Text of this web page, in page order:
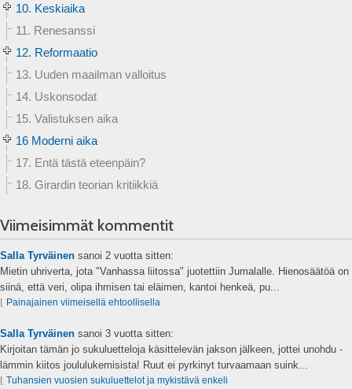
10. Keskiaika
11. Renesanssi
12. Reformaatio
13. Uuden maailman valloitus
14. Uskonsodat
15. Valistuksen aika
16 Moderni aika
17. Entä tästä eteenpäin?
18. Girardin teorian kritiikkiä
Viimeisimmät kommentit
Salla Tyrväinen sanoi 2 vuotta sitten:
Mietin uhriverta, jota "Vanhassa liitossa" juotettiin Jumalalle. Hienosäätöä on
siinä, että veri, olipa ihmisen tai eläimen, kantoi henkeä, pu...
⌊ Painajainen viimeisellä ehtoollisella
Salla Tyrväinen sanoi 3 vuotta sitten:
Kirjoitan tämän jo sukuluetteloja käsittelevän jakson jälkeen, jottei unohdu -
lämmin kiitos joululukemisista! Ruut ei pyrkinyt turvaamaan suink...
⌊ Tuhansien vuosien sukuluettelot ja mykistävä enkeli